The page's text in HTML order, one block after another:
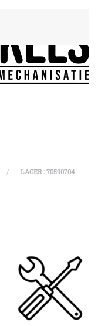
LAGER : 70590704